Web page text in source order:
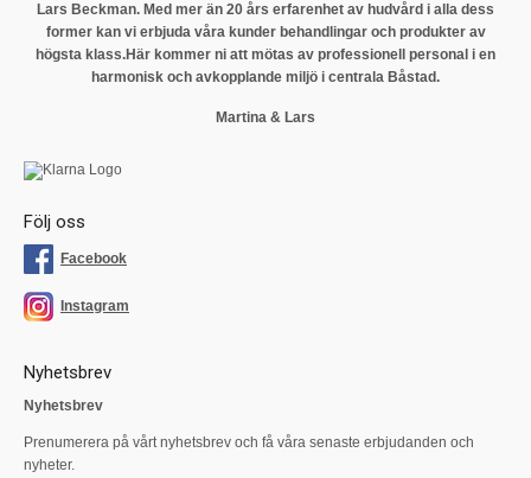
Lars Beckman. Med mer än 20 års erfarenhet av hudvård i alla dess
former kan vi erbjuda våra kunder behandlingar och produkter av
högsta klass.Här kommer ni att mötas av professionell personal i en
harmonisk och avkopplande miljö i centrala Båstad.
Martina & Lars
Följ oss
Facebook
Instagram
Nyhetsbrev
Nyhetsbrev
Prenumerera på vårt nyhetsbrev och få våra senaste erbjudanden och
nyheter.